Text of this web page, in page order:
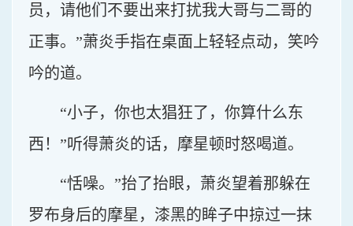
员，请他们不要出来打扰我大哥与二哥的
正事。”萧炎手指在桌面上轻轻点动，笑吟
吟的道。
“小子，你也太猖狂了，你算什么东
西！”听得萧炎的话，摩星顿时怒喝道。
“恬噪。”抬了抬眼，萧炎望着那躲在
罗布身后的摩星，漆黑的眸子中掠过一抹